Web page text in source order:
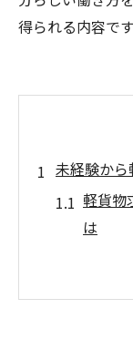
得られる内容です
未経験か
軽貨物
は
未経